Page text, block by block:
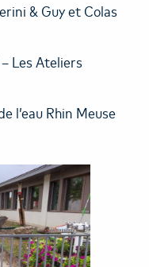
& Guy et Colas
Les Ateliers
l’eau Rhin Meuse